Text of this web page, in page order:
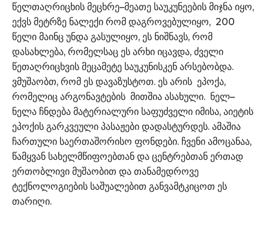
წელთაღრიცხის მეცხრე–მეათე საუკუნეების მიჯნა იყო,
ექვს მეტრზე ნალექი რომ დაგროვებულიყო, 200
წელი მაინც უნდა გასულიყო, ეს ნიშნავს, რომ
დასახლება, რომელსაც ეს არხი იცავდა, ძველი
წეთაღრიცხვის მეცამეტე საუკუნისკენ არსებობდა.
ვმუშაობთ, რომ ეს დავაზუსტოთ. ეს არის ეპოქა,
რომელიც არგონავტების მითშია ასახული. ნელ–
ნელა ჩნდება მატერიალური საფუძველი იმისა, აიეტის
ეპოქის გარკვეული პასაჟები დადასტურდეს. ამაშია
ჩართული საერთაშორისო ფონდები. ჩვენი ამოცანაა,
წამყვან სახელმწიფოებთან და ცენტრებთან ერთად
ერთობლივი მუშაობით და თანამედროვე
ტექნოლოგიების საშუალებით განვამტკიცოთ ეს
თარიღი.